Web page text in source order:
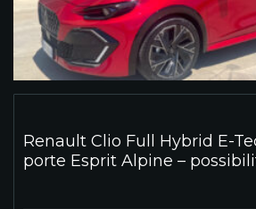
Renault Clio Full Hybrid E-
porte Esprit Alpine –